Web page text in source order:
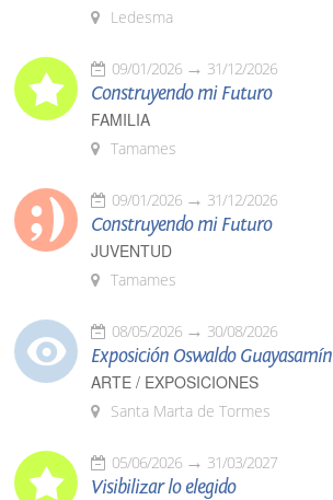
Ledesma
09/01/2026 31/12/2026
Construyendo mi Futuro
FAMILIA
Tamames
09/01/2026 31/12/2026
Construyendo mi Futuro
JUVENTUD
Tamames
08/05/2026 30/08/2026
Exposición Oswaldo Guayasamín
ARTE / EXPOSICIONES
Santa Marta de Tormes
05/06/2026 31/03/2027
Visibilizar lo elegido